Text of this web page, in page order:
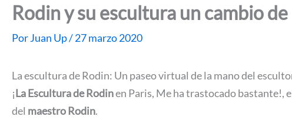
Rodin y su escultura un cambio
PorJuan Up/27 marzo 2020
La escultura de Rodin: Un paseo virtual de la mano del
¡La Escultura de Rodinen Paris, Me ha trastocado bastante!,
del maestro Rodin.